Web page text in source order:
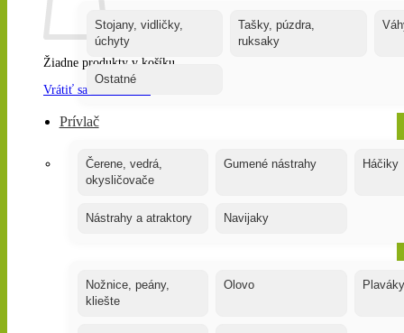
Žiadne produkty v košíku.
Vrátiť sa do obchodu
Stojany, vidličky,
úchyty
Tašky, púzdra,
ruksaky
Ostatné
Prívlač
Čerene, vedrá,
okysličovače
Gumené nástrahy Háčiky
Nástrahy a atraktory Navijaky
Nožnice, peány,
kliešte
Olovo Plaváky